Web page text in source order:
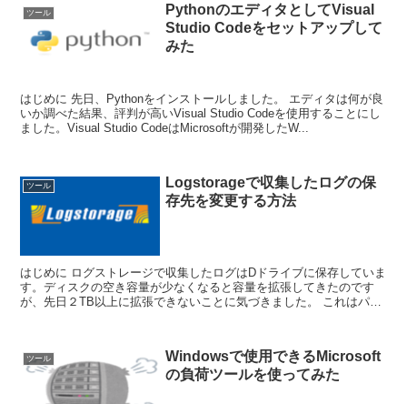
ツール
PythonのエディタとしてVisual
Studio Codeをセットアップして
みた
はじめに 先日、Pythonをインストールしました。 エディタは何が良
いか調べた結果、評判が高いVisual Studio Codeを使用することにし
ました。Visual Studio CodeはMicrosoftが開発したW...
ツール
Logstorageで収集したログの保
存先を変更する方法
はじめに ログストレージで収集したログはDドライブに保存していま
す。ディスクの空き容量が少なくなると容量を拡張してきたのです
が、先日２TB以上に拡張できないことに気づきました。 これはパー
ツール
Windowsで使用できるMicrosoft
の負荷ツールを使ってみた